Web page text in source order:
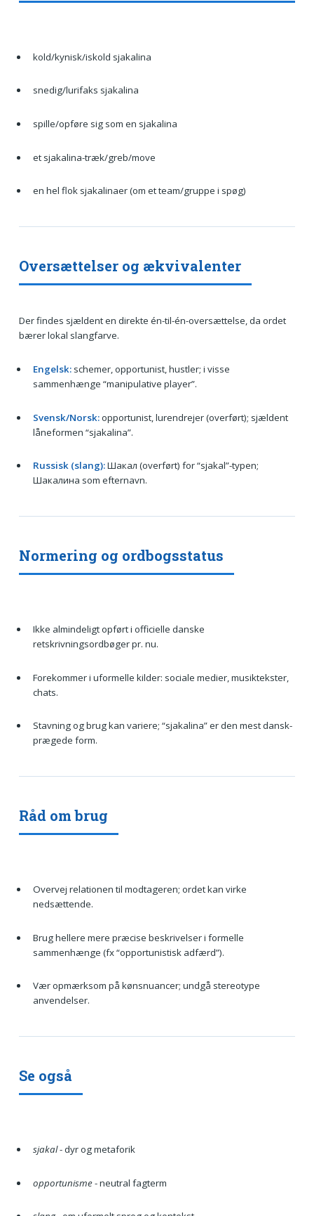
kold/kynisk/iskold sjakalina
snedig/lurifaks sjakalina
spille/opføre sig som en sjakalina
et sjakalina-træk/greb/move
en hel flok sjakalinaer (om et team/gruppe i spøg)
Oversættelser og ækvivalenter
Der findes sjældent en direkte én-til-én-oversættelse, da ordet
bærer lokal slangfarve.
Engelsk:schemer, opportunist, hustler; i visse
sammenhænge “manipulative player”.
Svensk/Norsk:opportunist, lurendrejer (overført); sjældent
låneformen “sjakalina”.
Russisk (slang):Шакал (overført) for “sjakal”-typen;
Шакалина som efternavn.
Normering og ordbogsstatus
Ikke almindeligt opført i officielle danske
retskrivningsordbøger pr. nu.
Forekommer i uformelle kilder: sociale medier, musiktekster,
chats.
Stavning og brug kan variere; “sjakalina” er den mest dansk-
prægede form.
Råd om brug
Overvej relationen til modtageren; ordet kan virke
nedsættende.
Brug hellere mere præcise beskrivelser i formelle
sammenhænge (fx “opportunistisk adfærd”).
Vær opmærksom på kønsnuancer; undgå stereotype
anvendelser.
Se også
sjakal- dyr og metaforik
opportunisme- neutral fagterm